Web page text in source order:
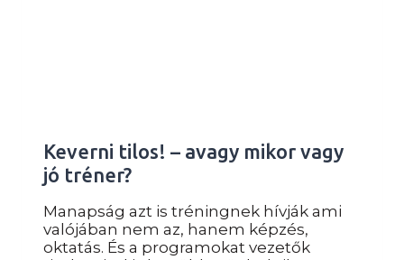
Keverni tilos! – avagy mikor vagy
jó tréner?
Manapság azt is tréningnek hívják ami
valójában nem az, hanem képzés,
oktatás. És a programokat vezetők